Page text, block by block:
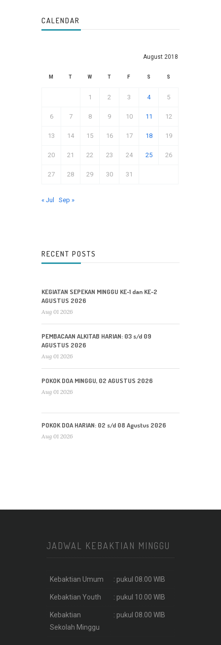
CALENDAR
August 2018
M T W T F S S
1 2 3 4 5
6 7 8 9 10 11 12
13 14 15 16 17 18 19
20 21 22 23 24 25 26
27 28 29 30 31
« Jul Sep »
RECENT POSTS
KEGIATAN SEPEKAN MINGGU KE-1 dan KE-2
AGUSTUS 2026
Aug 01 2026
PEMBACAAN ALKITAB HARIAN: 03 s/d 09
AGUSTUS 2026
Aug 01 2026
POKOK DOA MINGGU, 02 AGUSTUS 2026
Aug 01 2026
POKOK DOA HARIAN: 02 s/d 08 Agustus 2026
Aug 01 2026
JADWAL KEBAKTIAN MINGGU
Kebaktian Umum : pukul 08.00 WIB
Kebaktian Youth : pukul 10.00 WIB
Kebaktian
Sekolah Minggu
: pukul 08.00 WIB